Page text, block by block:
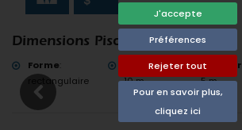
J'accepte
Préférences
Rejeter tout
Pour en savoir plus,
cliquez ici
Dimensions Piscine
Forme:
rectangulaire
Longueur:
10 m.
Largeur
5 m.